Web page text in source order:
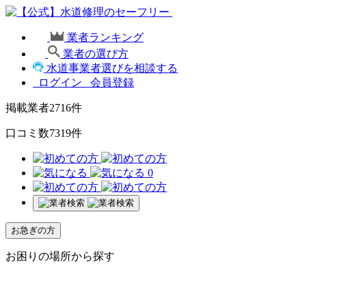
業者ランキング
業者の選び方
水道事業者選びを相談する
ログイン
会員登録
掲載業者2716件
口コミ数7319件
0
お急ぎの方
お困りの場所から探す